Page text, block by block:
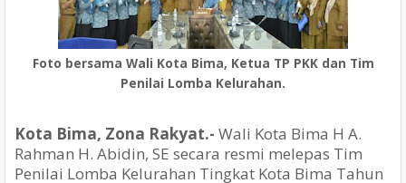
Foto bersama Wali Kota Bima, Ketua TP PKK dan Tim
Penilai Lomba Kelurahan.
Kota Bima, Zona Rakyat.- Wali Kota Bima H A.
Rahman H. Abidin, SE secara resmi melepas Tim
Penilai Lomba Kelurahan Tingkat Kota Bima Tahun